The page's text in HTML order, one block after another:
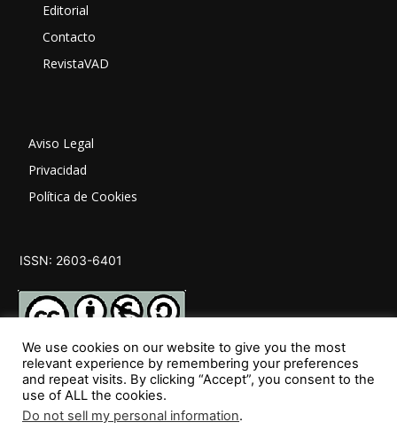
Editorial
Contacto
RevistaVAD
Aviso Legal
Privacidad
Política de Cookies
ISSN: 2603-6401
SÍGUENOS
We use cookies on our website to give you the most
relevant experience by remembering your preferences
and repeat visits. By clicking “Accept”, you consent to the
use of ALL the cookies.
Do not sell my personal information.